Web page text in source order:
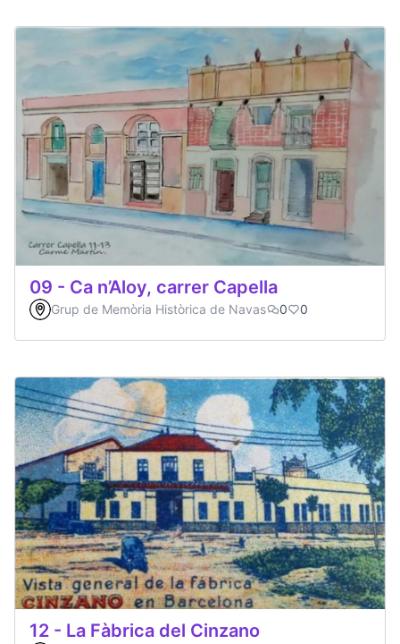
09 - Ca n’Aloy, carrer Capella
Grup de Memòria Històrica de Navas 0 0
12 - La Fàbrica del Cinzano